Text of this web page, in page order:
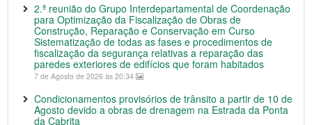
2.ª reunião do Grupo Interdepartamental de Coordenação
para Optimização da Fiscalização de Obras de
Construção, Reparação e Conservação em Curso
Sistematização de todas as fases e procedimentos de
fiscalização da segurança relativas a reparação das
paredes exteriores de edifícios que foram habitados
7 de Agosto de 2026 às 20:34
Condicionamentos provisórios de trânsito a partir de 10 de
Agosto devido a obras de drenagem na Estrada da Ponta
da Cabrita